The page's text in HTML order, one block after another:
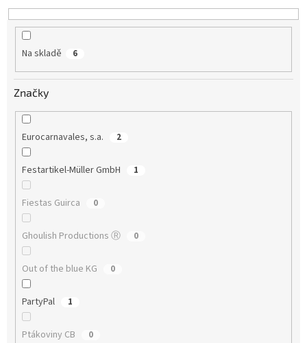
t
ů
Na skladě 6
Značky
Eurocarnavales, s.a. 2
Festartikel-Müller GmbH 1
Fiestas Guirca 0
Ghoulish Productions Ⓡ 0
Out of the blue KG 0
PartyPal 1
Ptákoviny CB 0